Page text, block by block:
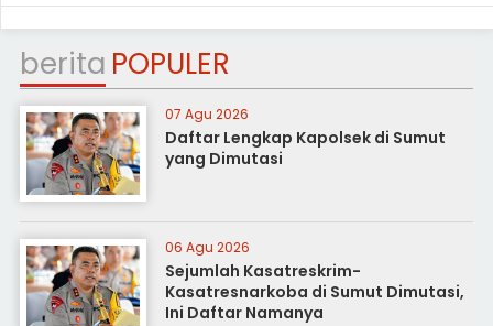
berita POPULER
07 Agu 2026
Daftar Lengkap Kapolsek di Sumut
yang Dimutasi
06 Agu 2026
Sejumlah Kasatreskrim-
Kasatresnarkoba di Sumut Dimutasi,
Ini Daftar Namanya